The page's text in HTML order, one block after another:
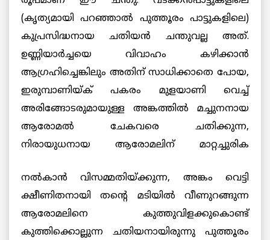
(കൃത്യമായി പറഞ്ഞാല്‍ പുത്തൂരം പാട്ടുകളിലെ)
കുപ്രസിദ്ധനായ ചതിയന്‍ ചന്തുവല്ല അത്.
ഉണ്ണിയാര്‍ച്ചയെ വിവാഹം കഴിക്കാന്‍
ആഗ്രഹിച്ചെങ്കിലും അതിന് സാധിക്കാതെ പോയ,
ഇരുമ്പാണിയ്ക് പകരം മുളയാണി വെച്ച്
അരിങ്ങോടരുമായുള്ള അങ്കത്തില്‍ മച്ചുനനായ
ആരോമല്‍ ചേകവരെ ചതിക്കുന്ന,
നിരായുധനായ ആരോമലിന് മാറ്റച്ചുരിക
നല്‍കാന്‍ വിസമ്മതിയ്ക്കുന്ന, അങ്കം വെട്ടി
ക്ഷീണിതനായി തന്റെ മടിയില്‍ വീണുറങ്ങുന്ന
ആരോമലിനെ കുത്തുവിളക്കുകൊണ്ട്
കുത്തിക്കൊല്ലുന്ന ചതിയനായിരുന്നു പുത്തൂരം